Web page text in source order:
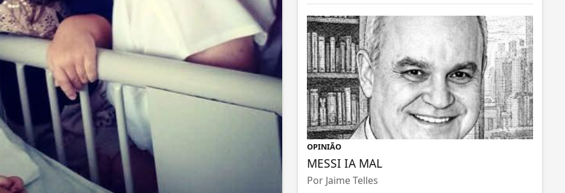
OPINIÃO
MESSI IA MAL
Por Jaime Telles